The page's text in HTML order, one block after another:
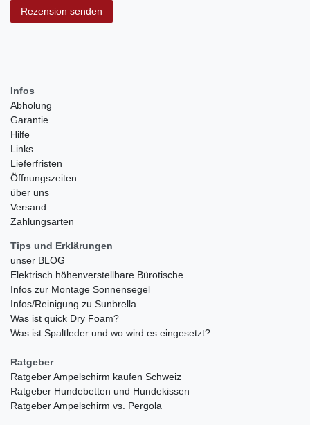
Rezension senden
Infos
Abholung
Garantie
Hilfe
Links
Lieferfristen
Öffnungszeiten
über uns
Versand
Zahlungsarten
Tips und Erklärungen
unser BLOG
Elektrisch höhenverstellbare Bürotische
Infos zur Montage Sonnensegel
Infos/Reinigung zu Sunbrella
Was ist quick Dry Foam?
Was ist Spaltleder und wo wird es eingesetzt?
Ratgeber
Ratgeber Ampelschirm kaufen Schweiz
Ratgeber Hundebetten und Hundekissen
Ratgeber Ampelschirm vs. Pergola